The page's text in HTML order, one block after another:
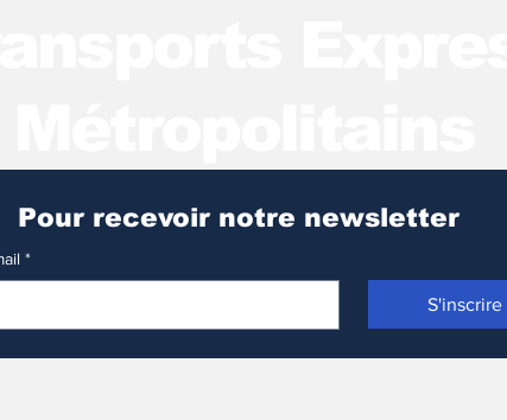
Pour recevoir notre newsletter
*
S'inscrire